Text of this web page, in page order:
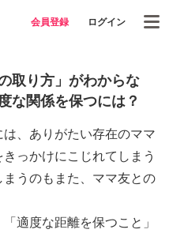
会員登録 ログイン
取り方」がわからな
な関係を保つには？
、ありがたい存在のママ
っかけにこじれてしまう
うのもまた、ママ友との
適度な距離を保つこと」